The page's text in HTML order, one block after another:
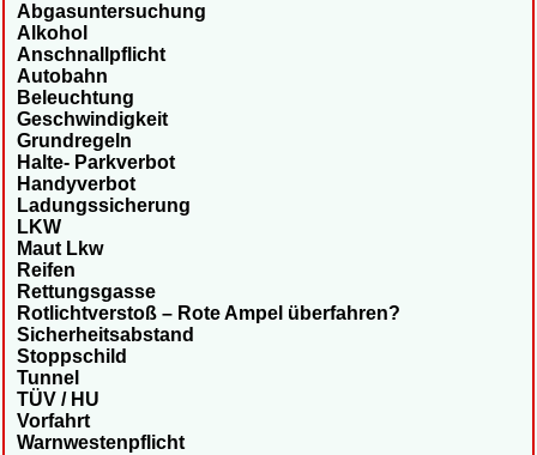
Abgasuntersuchung
Alkohol
Anschnallpflicht
Autobahn
Beleuchtung
Geschwindigkeit
Grundregeln
Halte- Parkverbot
Handyverbot
Ladungssicherung
LKW
Maut Lkw
Reifen
Rettungsgasse
Rotlichtverstoß – Rote Ampel überfahren?
Sicherheitsabstand
Stoppschild
Tunnel
TÜV / HU
Vorfahrt
Warnwestenpflicht